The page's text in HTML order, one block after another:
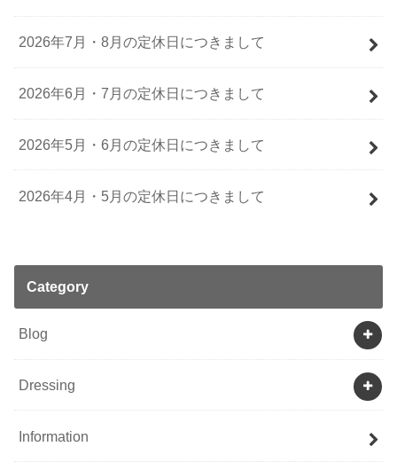
2026年7月・8月の定休日につきまして
2026年6月・7月の定休日につきまして
2026年5月・6月の定休日につきまして
2026年4月・5月の定休日につきまして
Category
Blog
Dressing
Information